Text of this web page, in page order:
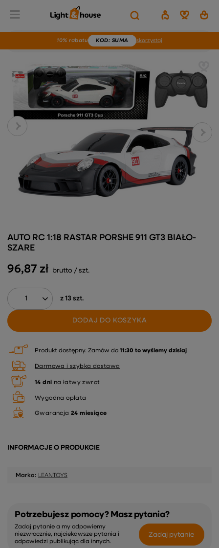
10% rabatu KOD: SUMA skorzystaj
96,87 zł brutto / szt.
z 13 szt.
DODAJ DO KOSZYKA
AUTO RC 1:18 RASTAR PORSHE 911 GT3 BIAŁO-
SZARE
Produkt dostępny Zamów do 11:30 to wyślemy dzisiaj
Darmowa i szybka dostawa
14 dni na łatwy zwrot
Wygodna opłata
Gwarancja 24 miesiące
INFORMACJE O PRODUKCIE
Marka: LEANTOYS
Potrzebujesz pomocy? Masz pytania?
Zadaj pytanie a my odpowiemy
niezwłocznie, najciekawsze pytania i
odpowiedzi publikując dla innych.
Zadaj pytanie